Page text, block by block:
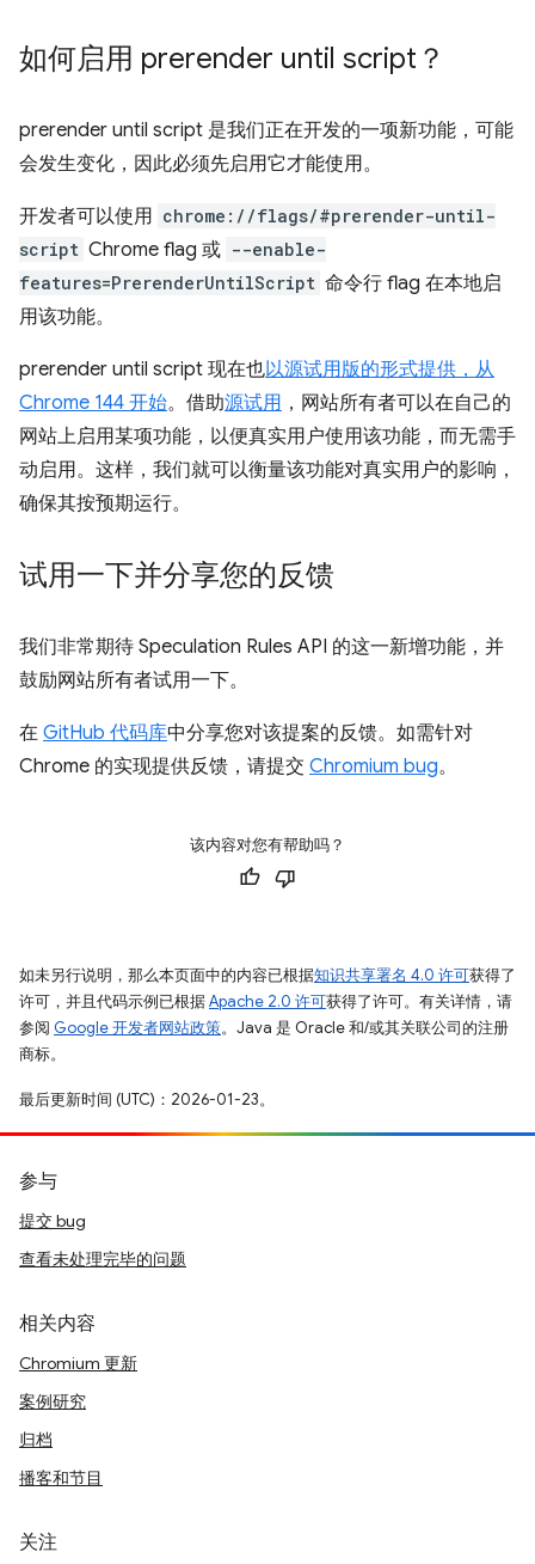
如何启用 prerender until script ？
prerender until script 是我们正在开发的一项新功能，可能
会发生变化，因此必须先启用它才能使用。
开发者可以使用 chrome://flags/#prerender-until-
script Chrome flag 或 --enable-
features=PrerenderUntilScript 命令行 flag 在本地启
用该功能。
prerender until script 现在也以源试用版的形式提供，从
Chrome 144 开始。借助源试用 ，网站所有者可以在自己的
网站上启用某项功能，以便真实用户使用该功能，而无需手
动启用。这样，我们就可以衡量该功能对真实用户的影响，
确保其按预期运行。
试用一下并分享您的反馈
我们非常期待 Speculation Rules API 的这一新增功能，并
鼓励网站所有者试用一下。
在 GitHub 代码库中分享您对该提案的反馈。如需针对
Chrome 的实现提供反馈，请提交 Chromium bug。
该内容对您有帮助吗？
如未另行说明，那么本页面中的内容已根据知识共享署名 4.0 许可获得了
许可，并且代码示例已根据Apache 2.0 许可获得了许可。有关详情，请
参阅 Google 开发者网站政策。Java 是 Oracle 和/或其关联公司的注册
商标。
最后更新时间 (UTC)：2026-01-23。
参与
提交 bug
查看未处理完毕的问题
相关内容
Chromium 更新
案例研究
归档
播客和节目
关注